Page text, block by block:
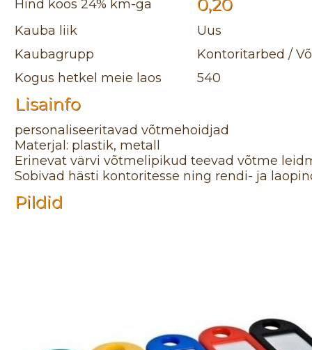
Hind koos 24% km-ga
0,20
Kauba liik
Uus
Kaubagrupp
Kontoritarbed /
Kogus hetkel meie laos
540
Lisainfo
personaliseeritavad võtmehoidjad
Materjal: plastik, metall
Erinevat värvi võtmelipikud teevad võtme
Sobivad hästi kontoritesse ning rendi- ja
Pildid